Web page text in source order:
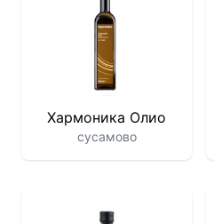
Хармоника Олио
сусамово